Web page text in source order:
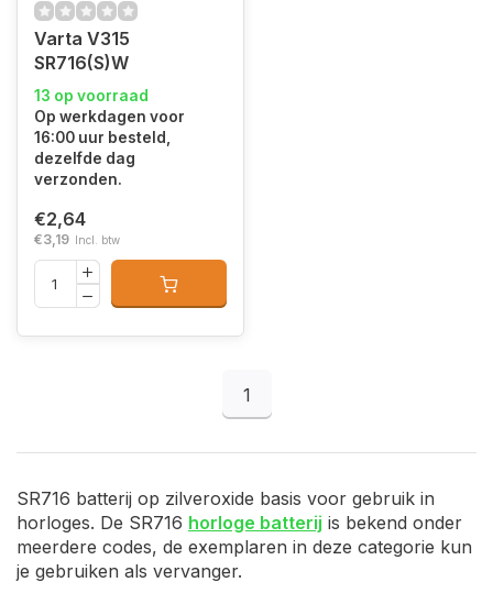
Varta V315
SR716(S)W
13 op voorraad
Op werkdagen voor
16:00 uur besteld,
dezelfde dag
verzonden.
€2,64
€3,19 Incl. btw
1
SR716 batterij op zilveroxide basis voor gebruik in
horloges. De SR716 horloge batterij is bekend onder
meerdere codes, de exemplaren in deze categorie kun
je gebruiken als vervanger.